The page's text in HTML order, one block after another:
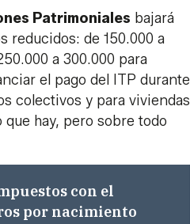
Patrimoniales bajará
reducidos: de 150.000 a
a 300.000 para
el pago del ITP durante
colectivos y para viviendas
hay, pero sobre todo
con el
por nacimiento